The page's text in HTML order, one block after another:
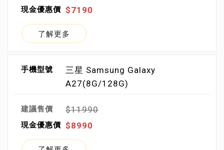
$7190
了解更多
三星 Samsung Galaxy
A27(8G/128G)
$11990
$8990